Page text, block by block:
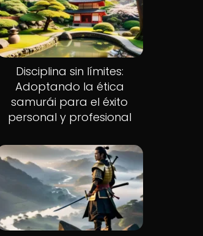
Disciplina sin límites:
Adoptando la ética
samurái para el éxito
personal y profesional